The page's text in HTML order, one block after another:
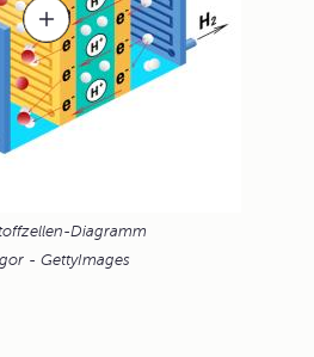
Diagramm
- GettyImages